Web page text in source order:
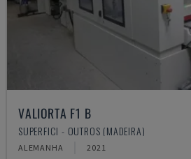
VALIORTA F1 B
SUPERFICI - OUTROS (MADEIRA)
ALEMANHA 2021